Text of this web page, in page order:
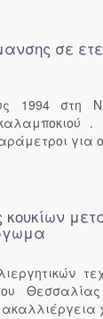
σε
1994 στη